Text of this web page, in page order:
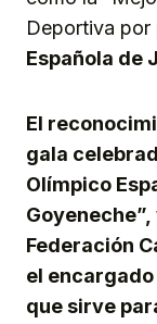
Deportiva por
Española de
El
gala
Olímpico
Goyeneche”,
Federación
el encargado
que sirve